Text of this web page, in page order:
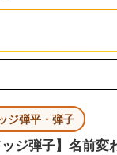
ジ弾平・弾子
ッジ弾子】名前変